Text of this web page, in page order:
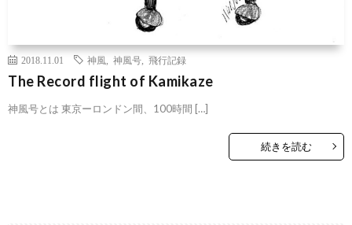
2018.11.01 神風 神風号 飛行記録
The Record flight of Kamikaze
神風号とは 東京ーロンドン間、100時間 […]
続きを読む